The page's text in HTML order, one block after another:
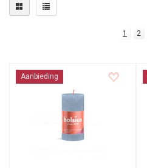
1 2
Aanbieding